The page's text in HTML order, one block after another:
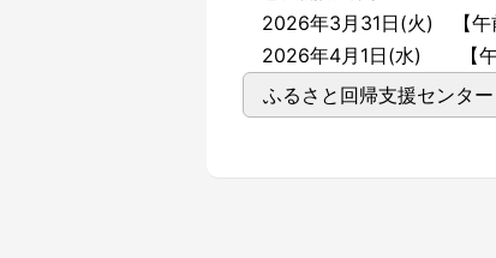
2026年3月31日(火) 【午
2026年4月1日(水) 【午
ふるさと回帰支援センタ